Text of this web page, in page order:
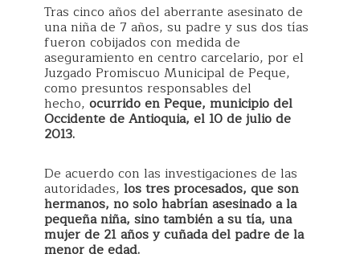
Tras cinco años del aberrante asesinato de
una niña de 7 años, su padre y sus dos tías
fueron cobijados con medida de
aseguramiento en centro carcelario, por el
Juzgado Promiscuo Municipal de Peque,
como presuntos responsables del
hecho, ocurrido en Peque, municipio del
Occidente de Antioquia, el 10 de julio de
2013.
De acuerdo con las investigaciones de las
autoridades, los tres procesados, que son
hermanos, no solo habrían asesinado a la
pequeña niña, sino también a su tía, una
mujer de 21 años y cuñada del padre de la
menor de edad.